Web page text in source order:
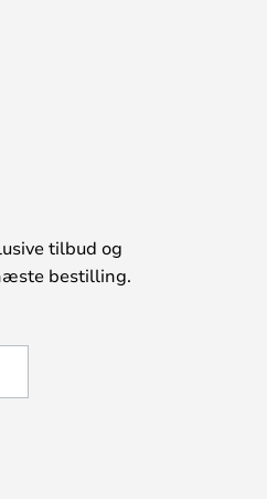
tilbud og
bestilling.